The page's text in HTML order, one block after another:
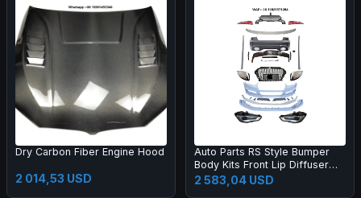
Dry Carbon Fiber Engine Hood
2 014,53 USD
Auto Parts RS Style Bumper
Body Kits Front Lip Diffuser
Side Skirts Headlights
Taillights Bumper Body Kit for
2 583,04 USD